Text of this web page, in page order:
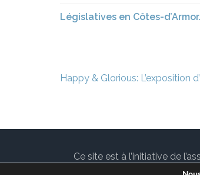
Législatives en Côtes-
Navigation
Happy & Glorious: L’exposition
Ce site est à l’initiative de
communes de l’Île-de-